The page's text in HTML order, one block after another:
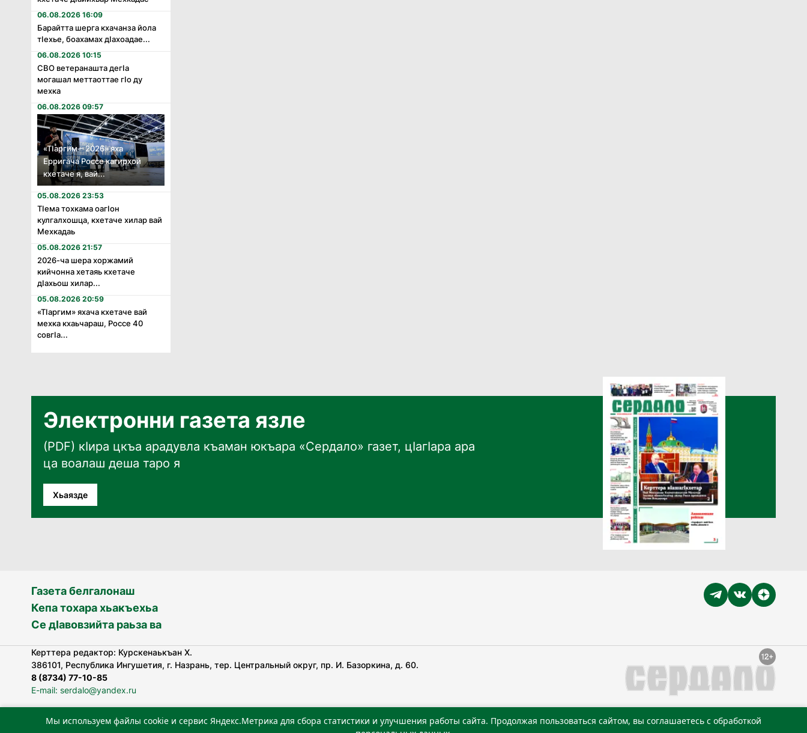
06.08.2026 16:09
Барайтта шерга кхачанза йола
тӏехье, боахамах дӏахоадае...
06.08.2026 10:15
СВО ветеранашта дегӏа
могашал меттаоттае гӏо ду
мехка
06.08.2026 09:57
«Тӏаргим – 2026» яха
Ерригача Россе кагирхой
кхетаче я, вай...
05.08.2026 23:53
Тӏема тохкама оагӏон
кулгалхошца, кхетаче хилар вай
Мехкадаь
05.08.2026 21:57
2026-ча шера хоржамий
кийчонна хетаяь кхетаче
дӏахьош хилар...
05.08.2026 20:59
«Тӏаргим» яхача кхетаче вай
мехка кхаьчараш, Россе 40
совгӏа...
Электронни газета язле
(PDF) кӀира цкъа арадувла къаман юкъара «Сердало» газет, цӀагӀара ара
ца воалаш деша таро я
Хьаязде
Газета белгалонаш
Кепа тохара хьакъехьа
Се дӀавовзийта раьза ва
Керттера редактор: Курскенаькъан Х.
386101, Республика Ингушетия, г. Назрань, тер. Центральный округ, пр. И. Базоркина, д. 60.
8 (8734) 77-10-85
E-mail: serdalo@yandex.ru
«Сердало» газета арадувлар чIоагIдаьд бувзамеи, хоам беча гIирсаштеи, цар дуккхача тайпаштеи тIахьожам
Мы используем файлы cookie и сервис Яндекс.Метрика для сбора статистики и улучшения работы сайта. Продолжая пользоваться сайтом, вы соглашаетесь с обработкой